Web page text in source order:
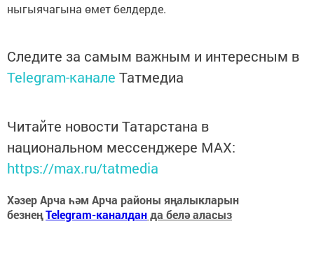
ныгыячагына өмет белдерде.
Следите за самым важным и интересным в
Telegram-канале Татмедиа
Читайте новости Татарстана в
национальном мессенджере MАХ:
https://max.ru/tatmedia
Хәзер Арча һәм Арча районы яңалыкларын
безнеңTelegram-каналданда белә аласыз